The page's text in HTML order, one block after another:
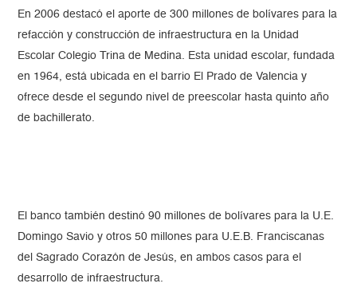
En 2006 destacó el aporte de 300 millones de bolívares para la
refacción y construcción de infraestructura en la Unidad
Escolar Colegio Trina de Medina. Esta unidad escolar, fundada
en 1964, está ubicada en el barrio El Prado de Valencia y
ofrece desde el segundo nivel de preescolar hasta quinto año
de bachillerato.
El banco también destinó 90 millones de bolívares para la U.E.
Domingo Savio y otros 50 millones para U.E.B. Franciscanas
del Sagrado Corazón de Jesús, en ambos casos para el
desarrollo de infraestructura.